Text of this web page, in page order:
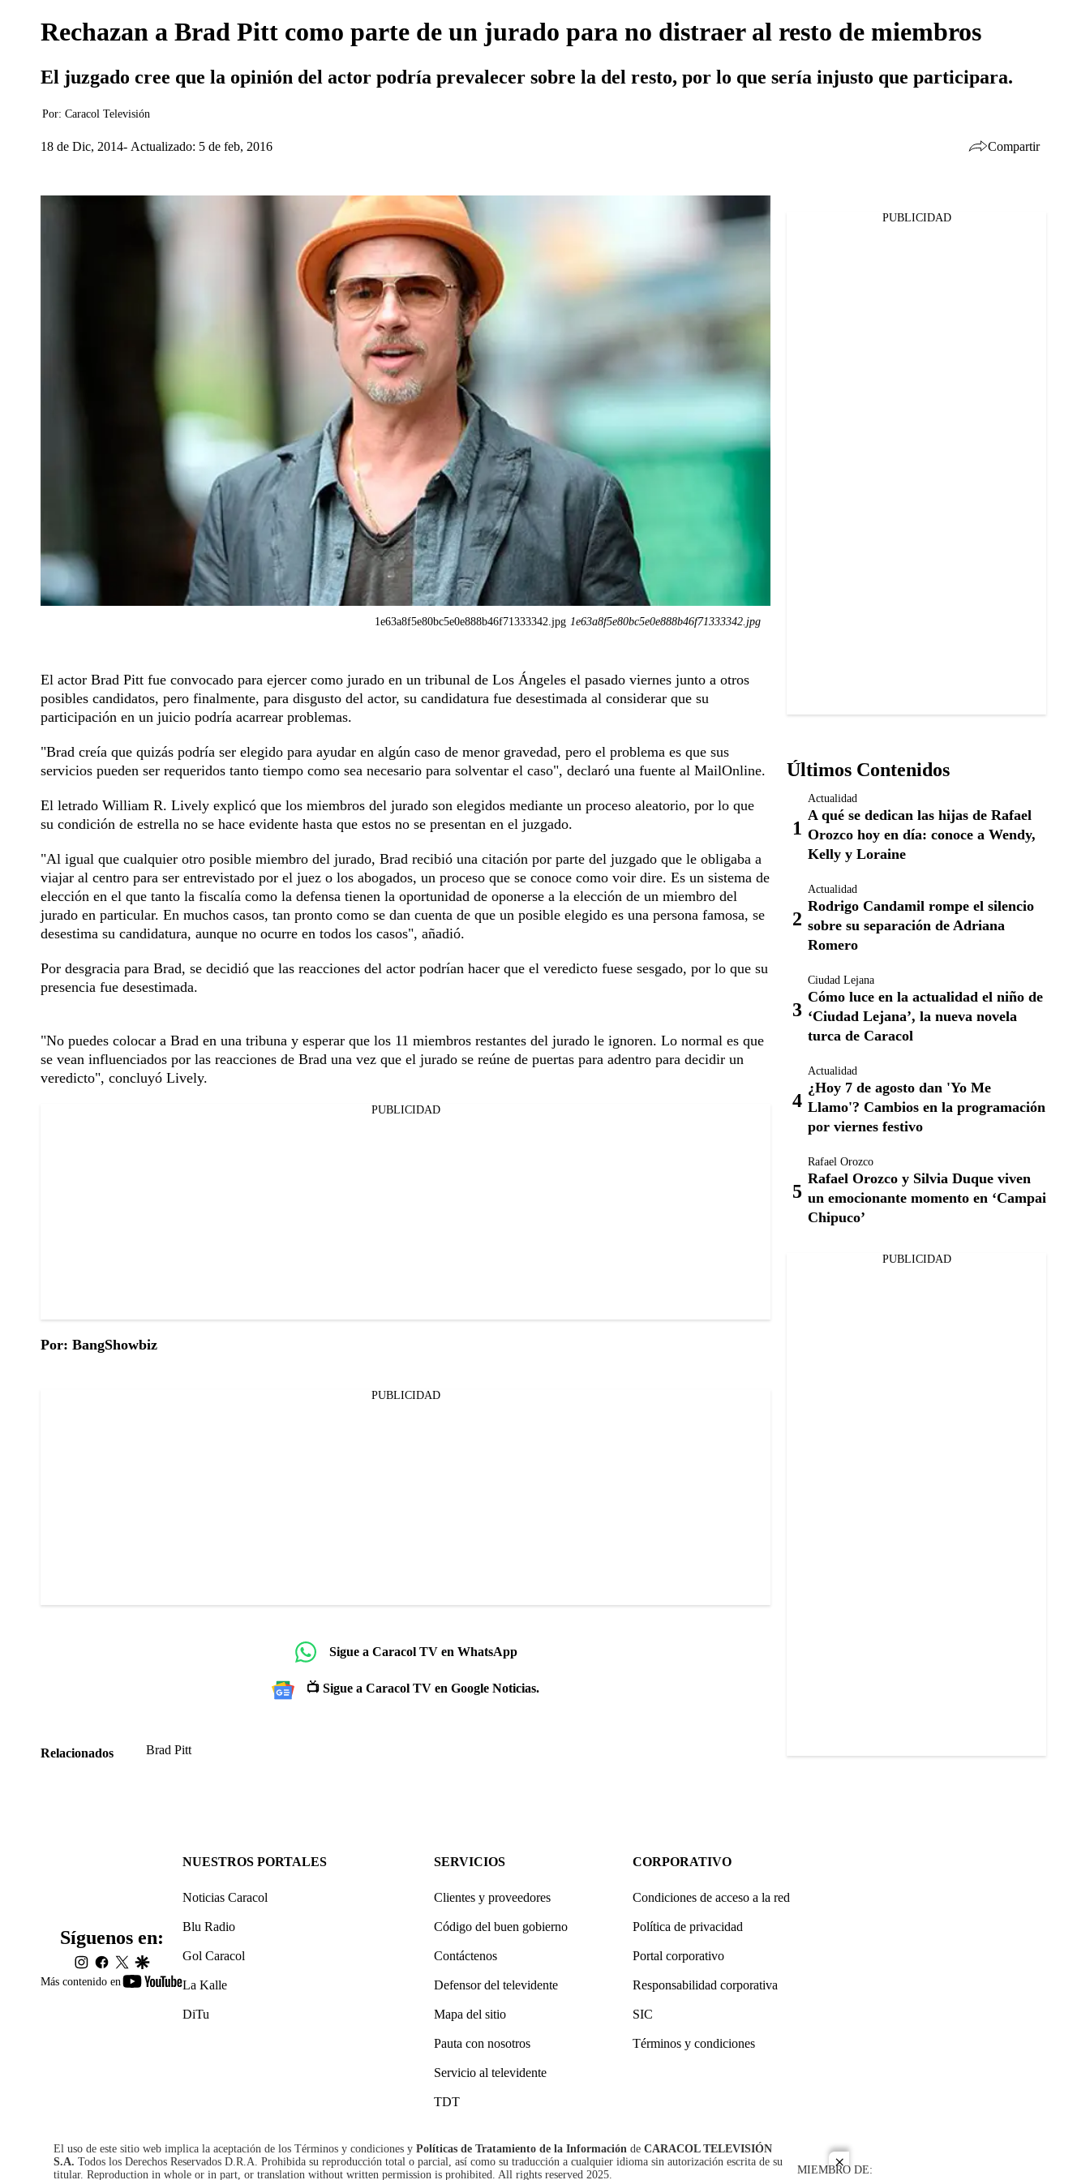
close
Rechazan a Brad Pitt como parte de un jurado para no distraer al resto de miembros
El juzgado cree que la opinión del actor podría prevalecer sobre la del resto, por lo que sería injusto que participara.
Por: Caracol Televisión
18 de Dic, 2014 Actualizado: 5 de feb, 2016 Compartir
1e63a8f5e80bc5e0e888b46f71333342.jpg 1e63a8f5e80bc5e0e888b46f71333342.jpg
El actor Brad Pitt fue convocado para ejercer como jurado en un tribunal de Los Ángeles el pasado viernes junto a otros
posibles candidatos, pero finalmente, para disgusto del actor, su candidatura fue desestimada al considerar que su
participación en un juicio podría acarrear problemas.
"Brad creía que quizás podría ser elegido para ayudar en algún caso de menor gravedad, pero el problema es que sus
servicios pueden ser requeridos tanto tiempo como sea necesario para solventar el caso", declaró una fuente al MailOnline.
El letrado William R. Lively explicó que los miembros del jurado son elegidos mediante un proceso aleatorio, por lo que
su condición de estrella no se hace evidente hasta que estos no se presentan en el juzgado.
"Al igual que cualquier otro posible miembro del jurado, Brad recibió una citación por parte del juzgado que le obligaba a
viajar al centro para ser entrevistado por el juez o los abogados, un proceso que se conoce como voir dire. Es un sistema de
elección en el que tanto la fiscalía como la defensa tienen la oportunidad de oponerse a la elección de un miembro del
jurado en particular. En muchos casos, tan pronto como se dan cuenta de que un posible elegido es una persona famosa, se
desestima su candidatura, aunque no ocurre en todos los casos", añadió.
Por desgracia para Brad, se decidió que las reacciones del actor podrían hacer que el veredicto fuese sesgado, por lo que su
presencia fue desestimada.
"No puedes colocar a Brad en una tribuna y esperar que los 11 miembros restantes del jurado le ignoren. Lo normal es que
se vean influenciados por las reacciones de Brad una vez que el jurado se reúne de puertas para adentro para decidir un
veredicto", concluyó Lively.
PUBLICIDAD
Por: BangShowbiz
PUBLICIDAD
Sigue a Caracol TV en WhatsApp
📺 Sigue a Caracol TV en Google Noticias.
Relacionados Brad Pitt
PUBLICIDAD
Últimos Contenidos
Actualidad
A qué se dedican las hijas de Rafael
Orozco hoy en día: conoce a Wendy,
Kelly y Loraine
Actualidad
Rodrigo Candamil rompe el silencio
sobre su separación de Adriana
Romero
Ciudad Lejana
Cómo luce en la actualidad el niño de
‘Ciudad Lejana’, la nueva novela
turca de Caracol
Actualidad
¿Hoy 7 de agosto dan 'Yo Me
Llamo'? Cambios en la programación
por viernes festivo
Rafael Orozco
Rafael Orozco y Silvia Duque viven
un emocionante momento en ‘Campai
Chipuco’
PUBLICIDAD
Más contenido en
youtube-
Síguenos en:
instagram
facebook
twittergoogle
NUESTROS PORTALES
Noticias Caracol
Blu Radio
Gol Caracol
La Kalle
DiTu
SERVICIOS
Clientes y proveedores
Código del buen gobierno
Contáctenos
Defensor del televidente
Mapa del sitio
Pauta con nosotros
Servicio al televidente
TDT
CORPORATIVO
Condiciones de acceso a la red
Política de privacidad
Portal corporativo
Responsabilidad corporativa
SIC
Términos y condiciones
El uso de este sitio web implica la aceptación de los Términos y condiciones y Políticas de Tratamiento de la Información de CARACOL TELEVISIÓN
S.A. Todos los Derechos Reservados D.R.A. Prohibida su reproducción total o parcial, así como su traducción a cualquier idioma sin autorización escrita de su
titular. Reproduction in whole or in part, or translation without written permission is prohibited. All rights reserved 2025.
MIEMBRO DE: